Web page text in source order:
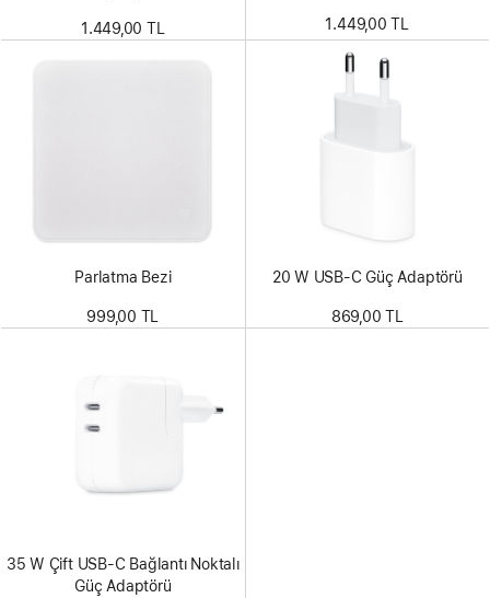
1.449,00 TL 1.449,00 TL
Parlatma Bezi
999,00 TL
20 W USB-C Güç Adaptörü
869,00 TL
35 W Çift USB-C Bağlantı Noktalı
Güç Adaptörü